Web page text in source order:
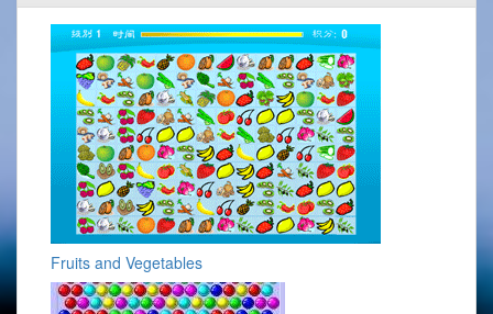
Fruits and Vegetables